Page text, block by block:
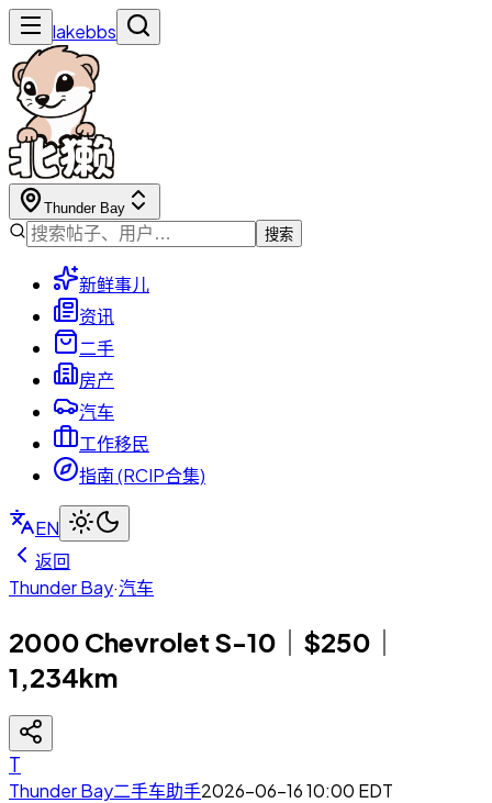
lakebbs
Thunder Bay
搜索
新鲜事儿
资讯
二手
房产
汽车
工作移民
指南 (RCIP合集)
EN
返回
Thunder Bay·汽车
2000 Chevrolet S-10｜$250｜
1,234km
T
Thunder Bay二手车助手2026-06-16 10:00 EDT